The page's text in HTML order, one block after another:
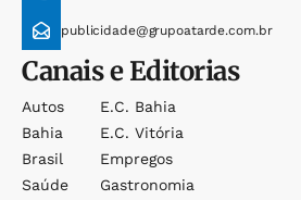
publicidade@grupoatarde.com.br
Canais e Editorias
Autos
Bahia
Brasil
Saúde
E.c. Bahia
E.c. Vitória
Empregos
Gastronomia